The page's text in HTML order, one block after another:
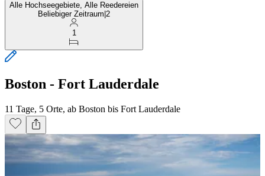
Alle Hochseegebiete, Alle Reedereien
Beliebiger Zeitraum 2
1
Boston - Fort Lauderdale
11 Tage, 5 Orte, ab Boston bis Fort Lauderdale